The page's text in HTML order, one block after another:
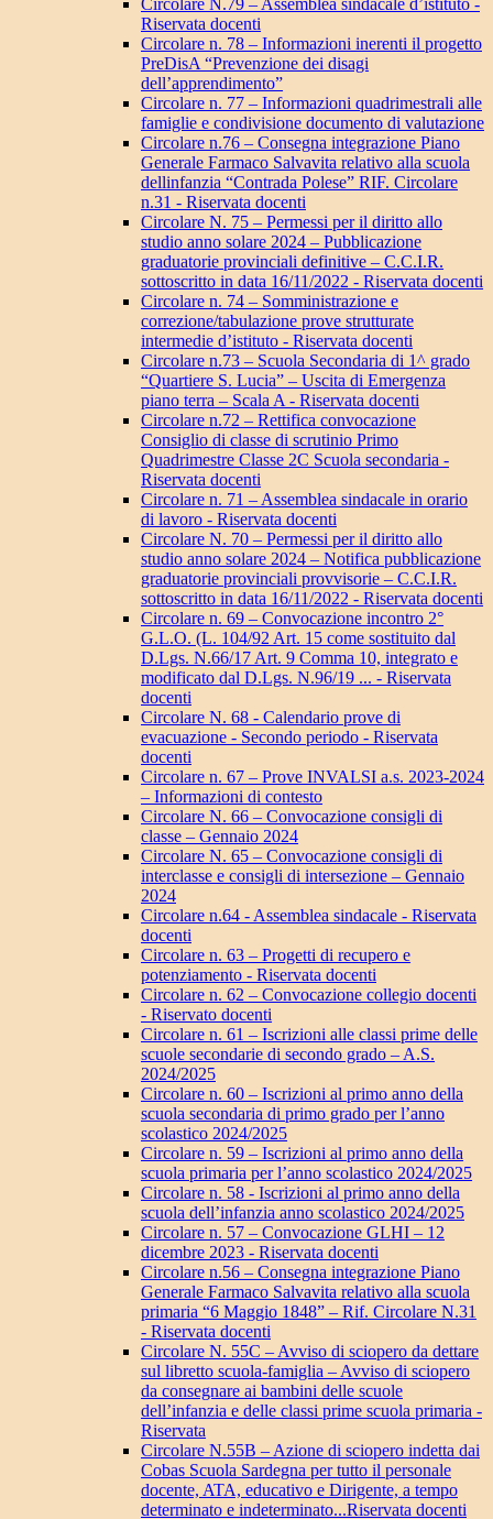
Circolare N.79 – Assemblea sindacale d’istituto -
Riservata docenti
Circolare n. 78 – Informazioni inerenti il progetto
PreDisA “Prevenzione dei disagi
dell’apprendimento”
Circolare n. 77 – Informazioni quadrimestrali alle
famiglie e condivisione documento di valutazione
Circolare n.76 – Consegna integrazione Piano
Generale Farmaco Salvavita relativo alla scuola
dellinfanzia “Contrada Polese” RIF. Circolare
n.31 - Riservata docenti
Circolare N. 75 – Permessi per il diritto allo
studio anno solare 2024 – Pubblicazione
graduatorie provinciali definitive – C.C.I.R.
sottoscritto in data 16/11/2022 - Riservata docenti
Circolare n. 74 – Somministrazione e
correzione/tabulazione prove strutturate
intermedie d’istituto - Riservata docenti
Circolare n.73 – Scuola Secondaria di 1^ grado
“Quartiere S. Lucia” – Uscita di Emergenza
piano terra – Scala A - Riservata docenti
Circolare n.72 – Rettifica convocazione
Consiglio di classe di scrutinio Primo
Quadrimestre Classe 2C Scuola secondaria -
Riservata docenti
Circolare n. 71 – Assemblea sindacale in orario
di lavoro - Riservata docenti
Circolare N. 70 – Permessi per il diritto allo
studio anno solare 2024 – Notifica pubblicazione
graduatorie provinciali provvisorie – C.C.I.R.
sottoscritto in data 16/11/2022 - Riservata docenti
Circolare n. 69 – Convocazione incontro 2°
G.L.O. (L. 104/92 Art. 15 come sostituito dal
D.Lgs. N.66/17 Art. 9 Comma 10, integrato e
modificato dal D.Lgs. N.96/19 ... - Riservata
docenti
Circolare N. 68 - Calendario prove di
evacuazione - Secondo periodo - Riservata
docenti
Circolare n. 67 – Prove INVALSI a.s. 2023-2024
– Informazioni di contesto
Circolare N. 66 – Convocazione consigli di
classe – Gennaio 2024
Circolare N. 65 – Convocazione consigli di
interclasse e consigli di intersezione – Gennaio
2024
Circolare n.64 - Assemblea sindacale - Riservata
docenti
Circolare n. 63 – Progetti di recupero e
potenziamento - Riservata docenti
Circolare n. 62 – Convocazione collegio docenti
- Riservato docenti
Circolare n. 61 – Iscrizioni alle classi prime delle
scuole secondarie di secondo grado – A.S.
2024/2025
Circolare n. 60 – Iscrizioni al primo anno della
scuola secondaria di primo grado per l’anno
scolastico 2024/2025
Circolare n. 59 – Iscrizioni al primo anno della
scuola primaria per l’anno scolastico 2024/2025
Circolare n. 58 - Iscrizioni al primo anno della
scuola dell’infanzia anno scolastico 2024/2025
Circolare n. 57 – Convocazione GLHI – 12
dicembre 2023 - Riservata docenti
Circolare n.56 – Consegna integrazione Piano
Generale Farmaco Salvavita relativo alla scuola
primaria “6 Maggio 1848” – Rif. Circolare N.31
- Riservata docenti
Circolare N. 55C – Avviso di sciopero da dettare
sul libretto scuola-famiglia – Avviso di sciopero
da consegnare ai bambini delle scuole
dell’infanzia e delle classi prime scuola primaria -
Riservata
Circolare N.55B – Azione di sciopero indetta dai
Cobas Scuola Sardegna per tutto il personale
docente, ATA, educativo e Dirigente, a tempo
determinato e indeterminato...Riservata docenti